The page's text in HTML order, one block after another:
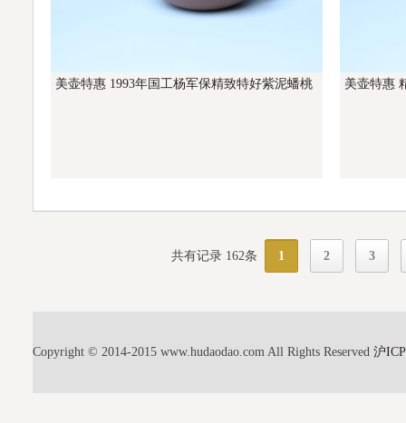
美壶特惠 1993年国工杨军保精致特好紫泥蟠桃
美壶特惠
共有记录 162条 1 2 3
Copyright © 2014-2015 www.hudaodao.com All Rights Reserved 沪